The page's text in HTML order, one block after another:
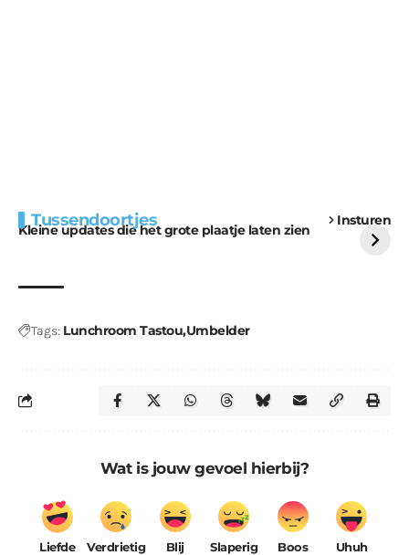
Tussendoortjes Insturen
Kleine updates die het grote plaatje laten zien
voor kabouters
uitdaging
Tags: Lunchroom TastouUmbelder
Wat is jouw gevoel hierbij?
Liefde Verdrietig Blij Slaperig Boos Uhuh